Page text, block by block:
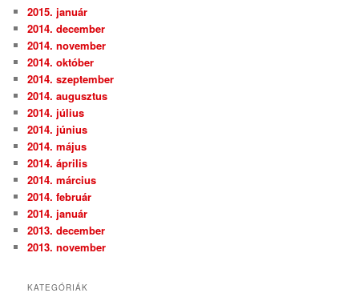
2015. január
2014. december
2014. november
2014. október
2014. szeptember
2014. augusztus
2014. július
2014. június
2014. május
2014. április
2014. március
2014. február
2014. január
2013. december
2013. november
KATEGÓRIÁK